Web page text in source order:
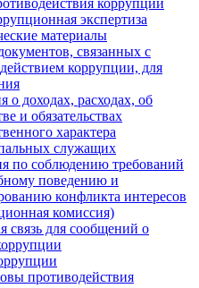
экспертиза
материалы
связанных с
коррупции, для
о доходах, расходах, об
и обязательствах
характера
служащих
по соблюдению требований
поведению и
конфликта интересов
комиссия)
связь для сообщений о
противодействия